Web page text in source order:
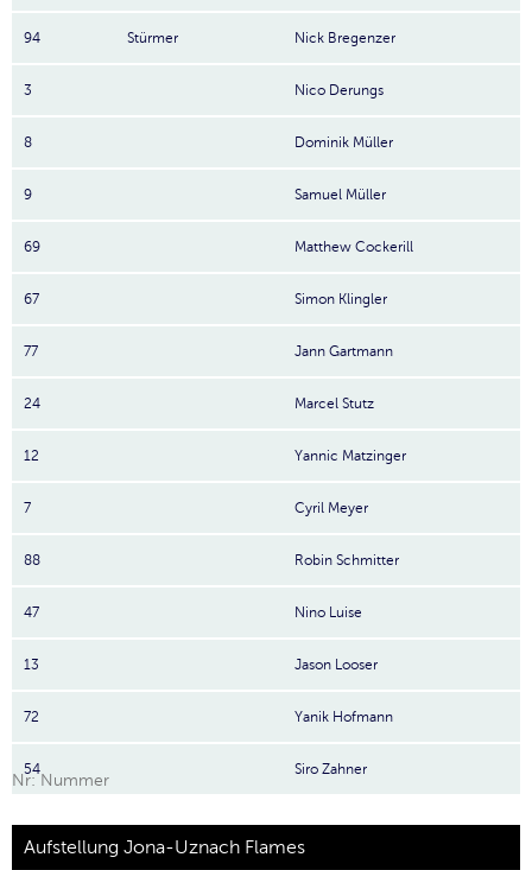
94 Stürmer Nick Bregenzer
3 Nico Derungs
8 Dominik Müller
9 Samuel Müller
69 Matthew Cockerill
67 Simon Klingler
77 Jann Gartmann
24 Marcel Stutz
12 Yannic Matzinger
7 Cyril Meyer
88 Robin Schmitter
47 Nino Luise
13 Jason Looser
72 Yanik Hofmann
54 Siro Zahner
Nr: Nummer
Aufstellung Jona-Uznach Flames